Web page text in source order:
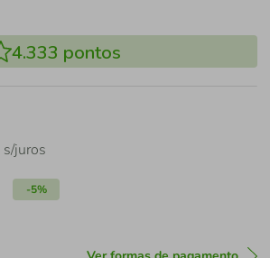
4.333 pontos
s/juros
-5%